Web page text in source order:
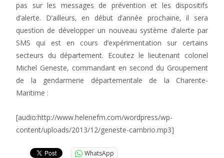
pas sur les messages de prévention et les dispositifs
d’alerte. D’ailleurs, en début d’année prochaine, il sera
question de développer un nouveau système d’alerte par
SMS qui est en cours d’expérimentation sur certains
secteurs du département. Ecoutez le lieutenant colonel
Michel Geneste, commandant en second du Groupement
de la gendarmerie départementale de la Charente-
Maritime :
[audio:http://www.helenefm.com/wordpress/wp-
content/uploads/2013/12/geneste-cambrio.mp3]
WhatsApp